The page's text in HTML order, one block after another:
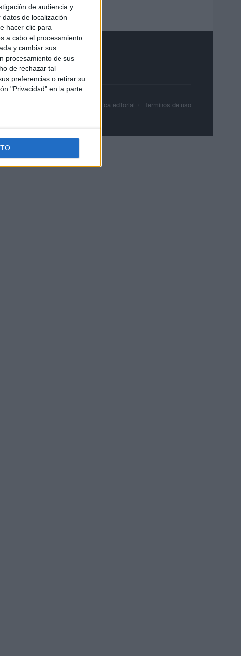
de audiencia y
de localización
hacer clic para
a cabo el procesamiento
y cambiar sus
procesamiento de sus
de rechazar tal
preferencias o retirar su
"Privacidad" en la parte
Política editorial Términos de uso